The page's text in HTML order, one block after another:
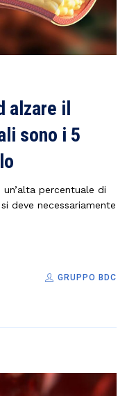
alzare il
sono i 5
percentuale di
deve necessariamente
GRUPPO BDC